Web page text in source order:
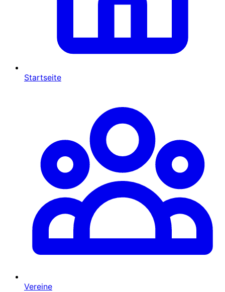
Startseite
Vereine